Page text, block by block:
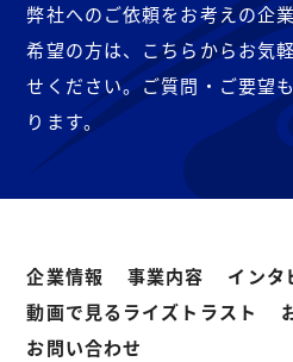
弊社へのご依頼をお考えの企
希望の方は、こちらからお気
せください。ご質問・ご要望
ります。
企業情報 事業内容 インタ
動画で見るライズトラスト
お問い合わせ